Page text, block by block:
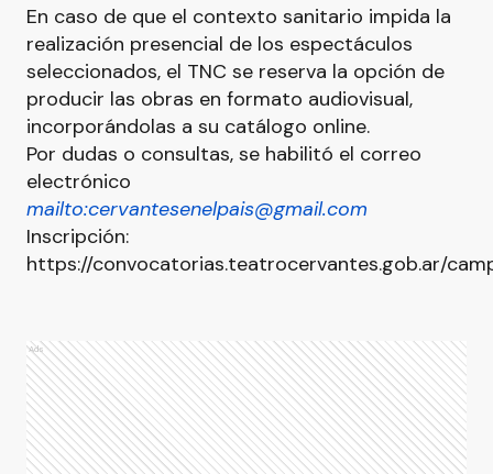
En caso de que el contexto sanitario impida la
realización presencial de los espectáculos
seleccionados, el TNC se reserva la opción de
producir las obras en formato audiovisual,
incorporándolas a su catálogo online.
Por dudas o consultas, se habilitó el correo
electrónico
mailto:cervantesenelpais@gmail.com
Inscripción:
https://convocatorias.teatrocervantes.gob.ar/
Ads